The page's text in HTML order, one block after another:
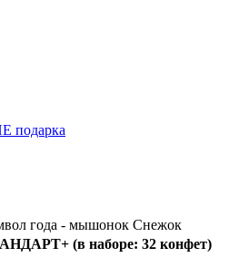
подарка
года - мышонок Снежок
(в наборе: 32 конфет)